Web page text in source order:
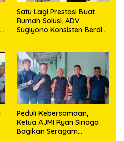
Satu Lagi Prestasi Buat
Rumah Solusi, ADV.
Sugiyono Konsisten Berdiri
Peduli Kebersamaan,
Ketua AJMI Ryan Sinaga
Bagikan Seragam